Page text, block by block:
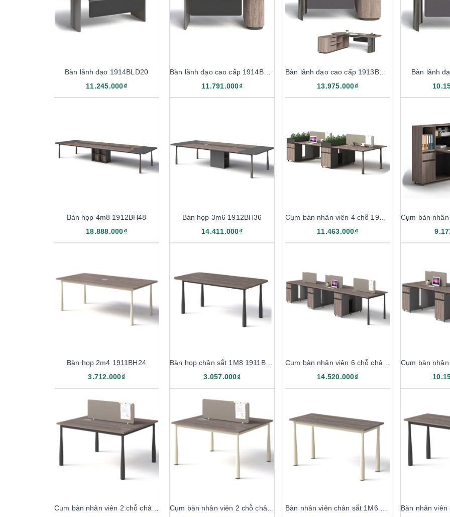
Bàn lãnh đạo 1914BLD20
11.245.000₫
Bàn lãnh đạo cao cấp 1914BLD22
11.791.000₫
Bàn lãnh đạo cao cấp 1913BLD22
13.975.000₫
Bàn lãnh
Bàn họp 4m8 1912BH48
18.888.000₫
Bàn họp 3m6 1912BH36
14.411.000₫
11.463.000₫
Bàn họp 2m4 1911BH24
3.712.000₫
Bàn họp chân sắt 1M8 1911BH18
3.057.000₫
14.520.000₫